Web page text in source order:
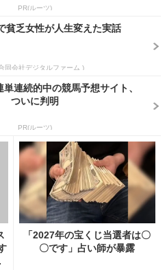
PR(ルーツ)
貧乏女性が人生変えた実話
同会社デジタルファーム )
単連続的中の競馬予想サイト、
ついに判明
PR(ルーツ)
「2027年の宝くじ当選者は〇
〇です」占い師が暴露